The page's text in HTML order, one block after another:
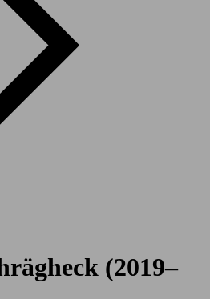
(2019–